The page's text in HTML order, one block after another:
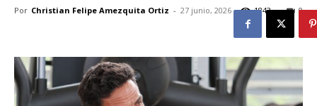
Por Christian Felipe Amezquita Ortiz - 27 junio, 2026 0
1843